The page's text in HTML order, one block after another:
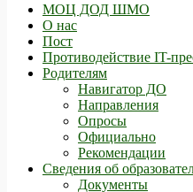
МОЦ ДОД ШМО
О нас
Пост
Противодействие IT-
Родителям
Навигатор ДО
Направления
Опросы
Официально
Рекомендации
Сведения об
Документы